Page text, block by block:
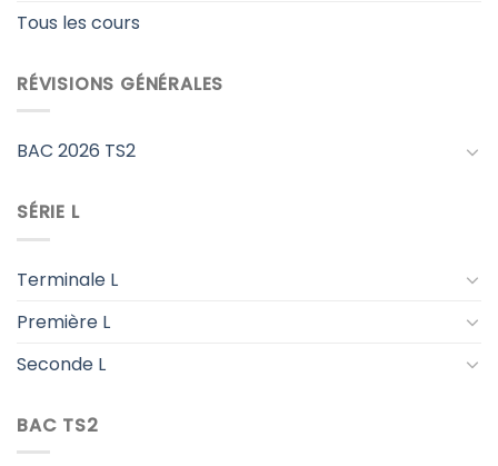
Tous les cours
RÉVISIONS GÉNÉRALES
BAC 2026 TS2
SÉRIE L
Terminale L
Première L
Seconde L
BAC TS2